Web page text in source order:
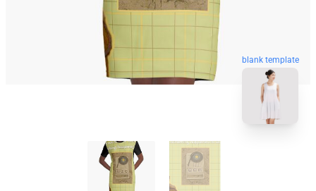
blank template